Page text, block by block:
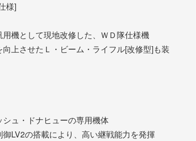
様]
機として現地改修した、ＷＤ隊仕様機
上させたＬ・ビーム・ライフル[改修型]も装
ュ・ドナヒューの専用機体
LV2の搭載により、高い継戦能力を発揮